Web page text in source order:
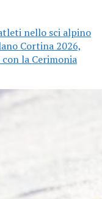
nello sci alpino
Cortina 2026,
la Cerimonia